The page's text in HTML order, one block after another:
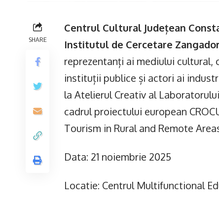
SHARE
Centrul Cultural Județean
Institutul de Cercetare Zangador
reprezentanți ai mediului cultural,
instituții publice și actori ai
la Atelierul Creativ al
cadrul proiectului european
Tourism in Rural and Remote
Data: 21 noiembrie 2025
Locatie: Centrul Multifunctional